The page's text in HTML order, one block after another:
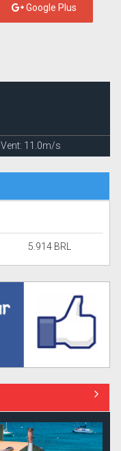
Google Plus
Vent: 11.0m/s
5.914 BRL